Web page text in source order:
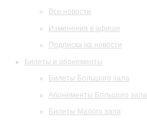
Все новости
Изменения в афише
Подписка на новости
Билеты и абонементы
Билеты Большого зала
Абонементы Большого зала
Билеты Малого зала